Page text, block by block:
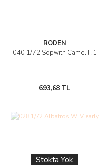
RODEN
040 1/72 Sopwith Camel F.1
693,68 TL
Stokta Yok